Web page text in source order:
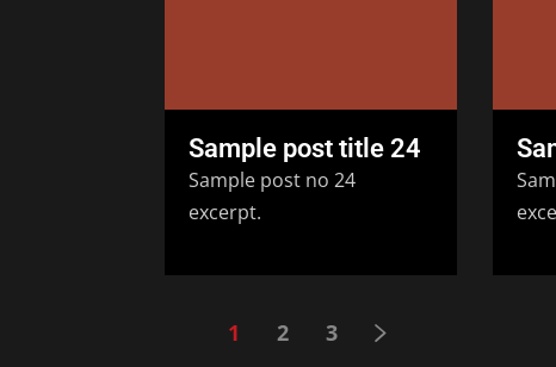
Sample post title 24
Sample post no 24
excerpt.
1 2 3